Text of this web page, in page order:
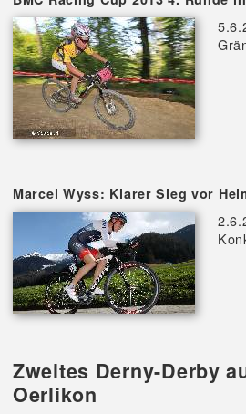
Marcel Wyss: Klarer Sieg vor
Zweites Derny-Derby
Oerlikon